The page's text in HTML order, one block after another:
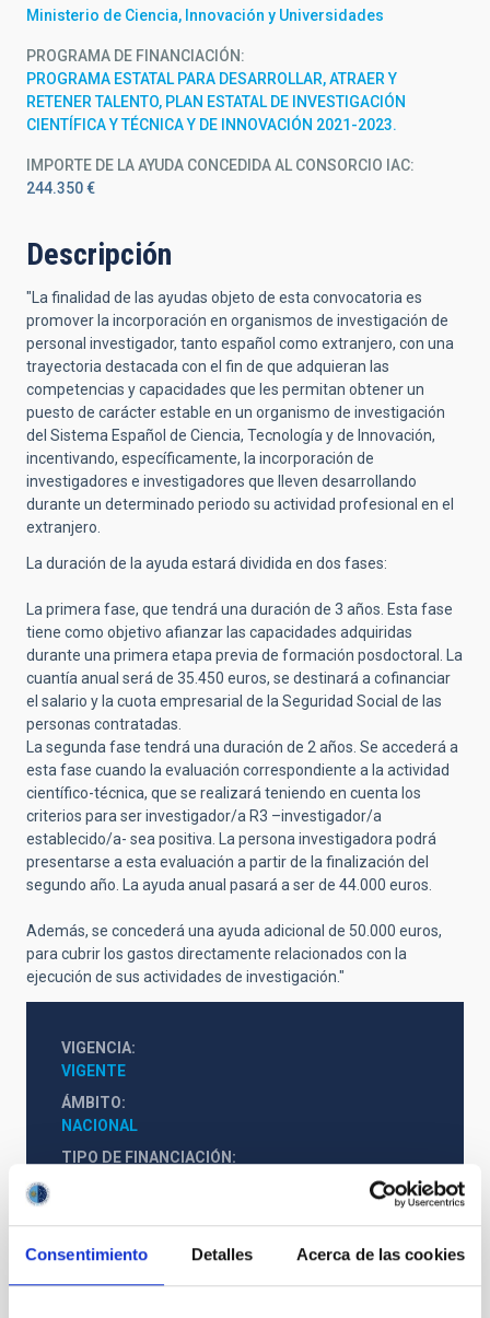
Consentimiento Detalles Acerca de las cookies
Ministerio de Ciencia, Innovación y Universidades
PROGRAMA DE FINANCIACIÓN
PROGRAMA ESTATAL PARA DESARROLLAR, ATRAER Y
RETENER TALENTO, PLAN ESTATAL DE INVESTIGACIÓN
CIENTÍFICA Y TÉCNICA Y DE INNOVACIÓN 2021-2023.
IMPORTE DE LA AYUDA CONCEDIDA AL CONSORCIO IAC
244.350 €
Descripción
"La finalidad de las ayudas objeto de esta convocatoria es
promover la incorporación en organismos de investigación de
personal investigador, tanto español como extranjero, con una
trayectoria destacada con el fin de que adquieran las
competencias y capacidades que les permitan obtener un
puesto de carácter estable en un organismo de investigación
del Sistema Español de Ciencia, Tecnología y de Innovación,
incentivando, específicamente, la incorporación de
investigadores e investigadores que lleven desarrollando
durante un determinado periodo su actividad profesional en el
extranjero.
La duración de la ayuda estará dividida en dos fases:
La primera fase, que tendrá una duración de 3 años. Esta fase
tiene como objetivo afianzar las capacidades adquiridas
durante una primera etapa previa de formación posdoctoral. La
cuantía anual será de 35.450 euros, se destinará a cofinanciar
el salario y la cuota empresarial de la Seguridad Social de las
personas contratadas.
La segunda fase tendrá una duración de 2 años. Se accederá a
esta fase cuando la evaluación correspondiente a la actividad
científico-técnica, que se realizará teniendo en cuenta los
criterios para ser investigador/a R3 –investigador/a
establecido/a- sea positiva. La persona investigadora podrá
presentarse a esta evaluación a partir de la finalización del
segundo año. La ayuda anual pasará a ser de 44.000 euros.
Además, se concederá una ayuda adicional de 50.000 euros,
para cubrir los gastos directamente relacionados con la
ejecución de sus actividades de investigación."
VIGENCIA
VIGENTE
ÁMBITO
NACIONAL
TIPO DE FINANCIACIÓN